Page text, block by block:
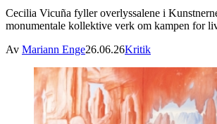
Cecilia Vicuña fyller overlyssalene i
monumentale kollektive verk om kampen for
Av Mariann Enge26.06.26Kritik